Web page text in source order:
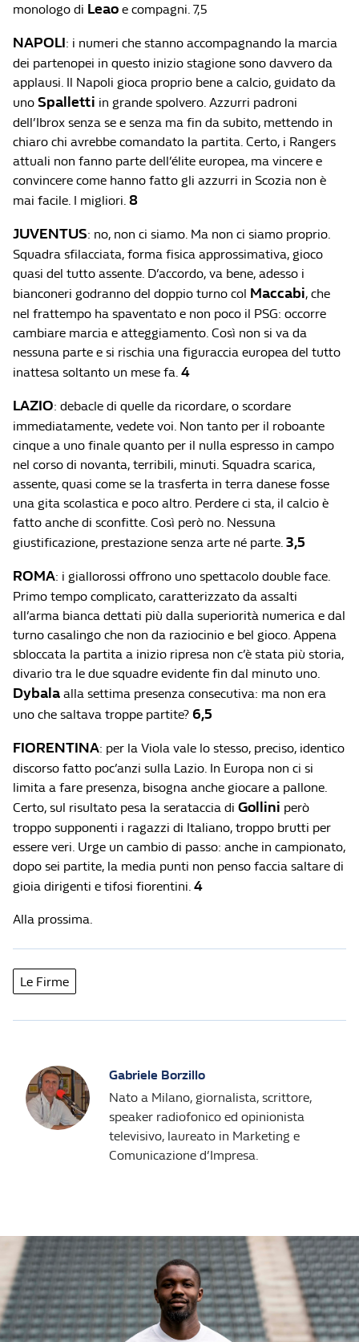
monologo di Leao e compagni. 7,5
NAPOLI: i numeri che stanno accompagnando la marcia
dei partenopei in questo inizio stagione sono davvero da
applausi. Il Napoli gioca proprio bene a calcio, guidato da
uno Spalletti in grande spolvero. Azzurri padroni
dell’Ibrox senza se e senza ma fin da subito, mettendo in
chiaro chi avrebbe comandato la partita. Certo, i Rangers
attuali non fanno parte dell’élite europea, ma vincere e
convincere come hanno fatto gli azzurri in Scozia non è
mai facile. I migliori. 8
JUVENTUS: no, non ci siamo. Ma non ci siamo proprio.
Squadra sfilacciata, forma fisica approssimativa, gioco
quasi del tutto assente. D’accordo, va bene, adesso i
bianconeri godranno del doppio turno col Maccabi, che
nel frattempo ha spaventato e non poco il PSG: occorre
cambiare marcia e atteggiamento. Così non si va da
nessuna parte e si rischia una figuraccia europea del tutto
inattesa soltanto un mese fa. 4
LAZIO: debacle di quelle da ricordare, o scordare
immediatamente, vedete voi. Non tanto per il roboante
cinque a uno finale quanto per il nulla espresso in campo
nel corso di novanta, terribili, minuti. Squadra scarica,
assente, quasi come se la trasferta in terra danese fosse
una gita scolastica e poco altro. Perdere ci sta, il calcio è
fatto anche di sconfitte. Così però no. Nessuna
giustificazione, prestazione senza arte né parte. 3,5
ROMA: i giallorossi offrono uno spettacolo double face.
Primo tempo complicato, caratterizzato da assalti
all’arma bianca dettati più dalla superiorità numerica e dal
turno casalingo che non da raziocinio e bel gioco. Appena
sbloccata la partita a inizio ripresa non c’è stata più storia,
divario tra le due squadre evidente fin dal minuto uno.
Dybala alla settima presenza consecutiva: ma non era
uno che saltava troppe partite? 6,5
FIORENTINA: per la Viola vale lo stesso, preciso, identico
discorso fatto poc’anzi sulla Lazio. In Europa non ci si
limita a fare presenza, bisogna anche giocare a pallone.
Certo, sul risultato pesa la serataccia di Gollini però
troppo supponenti i ragazzi di Italiano, troppo brutti per
essere veri. Urge un cambio di passo: anche in campionato,
dopo sei partite, la media punti non penso faccia saltare di
gioia dirigenti e tifosi fiorentini. 4
Alla prossima.
Le Firme
Gabriele Borzillo
Nato a Milano, giornalista, scrittore,
speaker radiofonico ed opinionista
televisivo, laureato in Marketing e
Comunicazione d’Impresa.